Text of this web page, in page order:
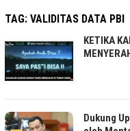
TAG: VALIDITAS DATA PBI
KETIKA
Dukung